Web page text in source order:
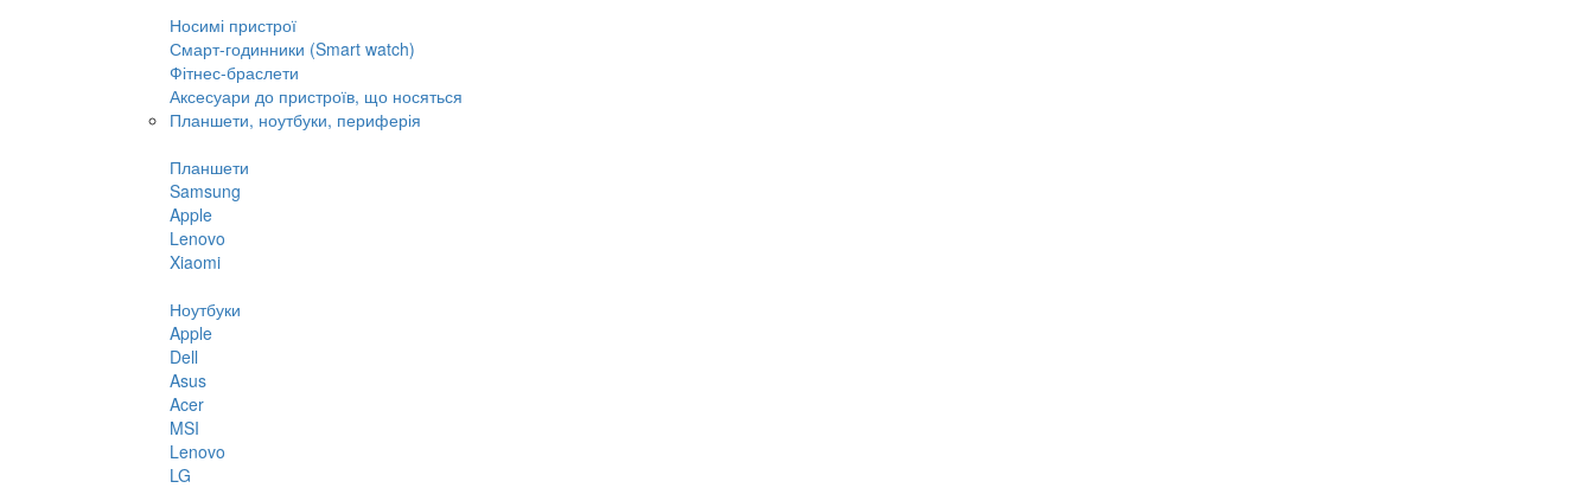
Носимі пристрої
Смарт-годинники (Smart watch)
Фітнес-браслети
Аксесуари до пристроїв, що носяться
Планшети, ноутбуки, периферія
Планшети
Samsung
Apple
Lenovo
Xiaomi
Ноутбуки
Apple
Dell
Asus
Acer
MSI
Lenovo
LG